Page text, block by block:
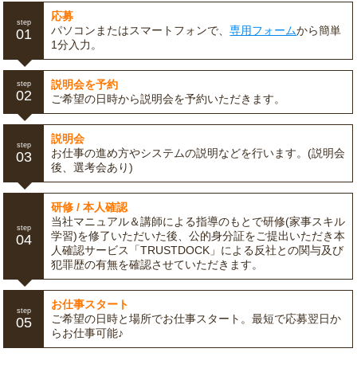
step
01
応募
パソコンまたはスマートフォンで、専用フォームから簡単
1分入力。
step
02
説明会を予約
ご希望の日時から説明会を予約いただきます。
step
03
説明会
お仕事の進め方やシステムの説明などを行います。(説明会
後、選考会あり)
step
04
研修 / 本人確認
当社マニュアル＆講師による指導のもとで研修(家事スキル
学習)を修了いただいた後、公的身分証をご提出いただき本
人確認サービス「TRUSTDOCK」による反社との関与及び
犯罪歴の有無を確認させていただきます。
step
05
お仕事スタート
ご希望の日時と場所でお仕事スタート。最短で応募翌日か
らお仕事可能♪